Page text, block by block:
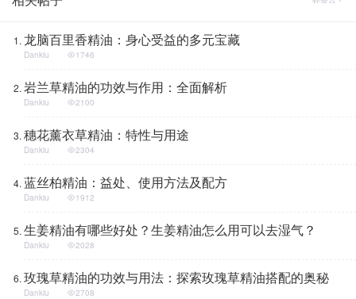
龙脑百里香精油：身心受益的多元宝藏
Dankiu 1746
岩兰草精油的功效与作用：全面解析
Dankiu 2100
穗花薰衣草精油：特性与用途
Dankiu 2304
蓝丝柏精油：益处、使用方法及配方
Dankiu 1912
生姜精油有哪些好处？生姜精油怎么用可以去湿气？
Dankiu 2028
玫瑰草精油的功效与用法：探索玫瑰草精油搭配的奥秘
Dankiu 2708